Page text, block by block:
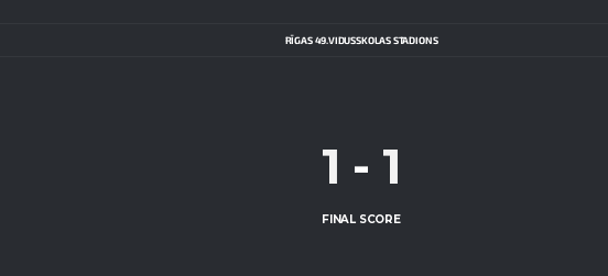
RĪGAS 49.VIDUSSKOLAS STADIONS
1 - 1
FINAL SCORE